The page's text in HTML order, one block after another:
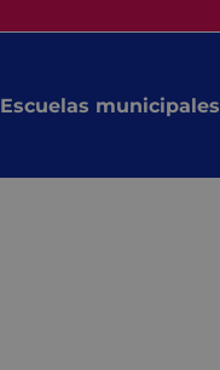
Escuelas municipales